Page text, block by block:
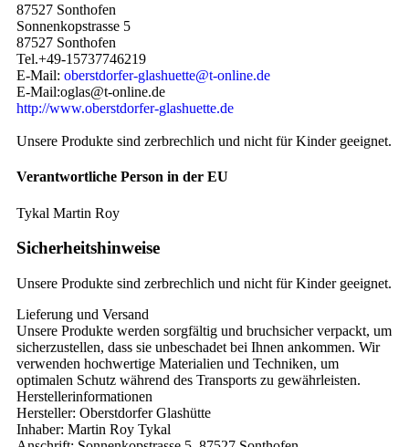
87527 Sonthofen
Sonnenkopstrasse 5
87527 Sonthofen
Tel.+49-15737746219
E-Mail: oberstdorfer-glashuette@t-online.de
E-Mail:oglas@t-online.de
http://www.oberstdorfer-glashuette.de
Unsere Produkte sind zerbrechlich und nicht für Kinder geeignet.
Verantwortliche Person in der EU
Tykal Martin Roy
Sicherheitshinweise
Unsere Produkte sind zerbrechlich und nicht für Kinder geeignet.
Lieferung und Versand
Unsere Produkte werden sorgfältig und bruchsicher verpackt, um
sicherzustellen, dass sie unbeschadet bei Ihnen ankommen. Wir
verwenden hochwertige Materialien und Techniken, um
optimalen Schutz während des Transports zu gewährleisten.
Herstellerinformationen
Hersteller: Oberstdorfer Glashütte
Inhaber: Martin Roy Tykal